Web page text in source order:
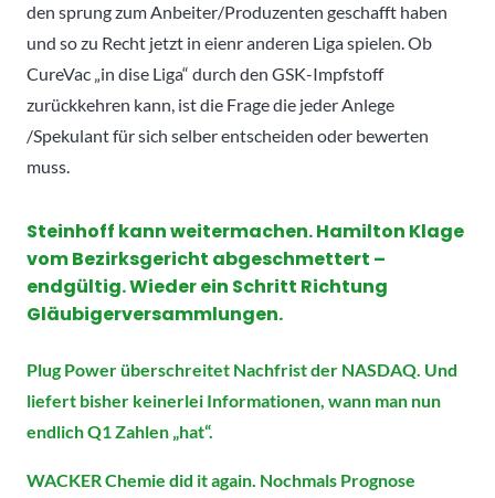
den sprung zum Anbeiter/Produzenten geschafft haben
und so zu Recht jetzt in eienr anderen Liga spielen. Ob
CureVac „in dise Liga“ durch den GSK-Impfstoff
zurückkehren kann, ist die Frage die jeder Anlege
/Spekulant für sich selber entscheiden oder bewerten
muss.
Steinhoff kann weitermachen. Hamilton Klage
vom Bezirksgericht abgeschmettert –
endgültig. Wieder ein Schritt Richtung
Gläubigerversammlungen.
Plug Power überschreitet Nachfrist der NASDAQ. Und
liefert bisher keinerlei Informationen, wann man nun
endlich Q1 Zahlen „hat“.
WACKER Chemie did it again. Nochmals Prognose